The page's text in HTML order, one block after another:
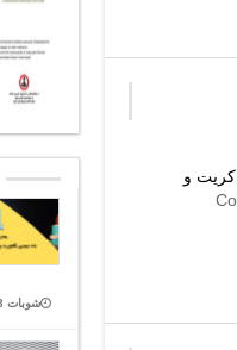
و‌
شوبات 13, 2022 Closed